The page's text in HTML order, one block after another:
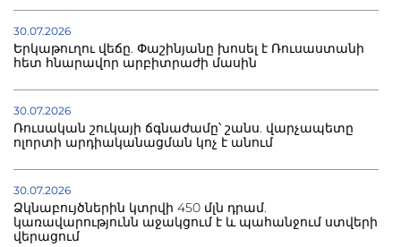
30.07.2026
Երկաթուղու վեճը. Փաշինյանը խոսել է Ռուսաստանի
հետ հնարավոր արբիտրաժի մասին
30.07.2026
Ռուսական շուկայի ճգնաժամը՝ շանս. վարչապետը
ոլորտի արդիականացման կոչ է անում
30.07.2026
Ձկնաբույծներին կտրվի 450 մլն դրամ.
կառավարությունն աջակցում է և պահանջում ստվերի
վերացում